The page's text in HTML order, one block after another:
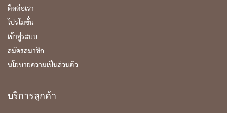
ติดต่อเรา
โปรโมชั่น
เข้าสู่ระบบ
สมัครสมาชิก
นโยบายความเป็นส่วนตัว
บริการลูกค้า